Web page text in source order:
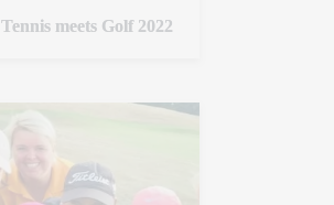
Tennis meets Golf 2022